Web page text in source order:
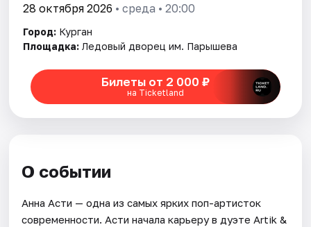
28 октября 2026 • среда • 20:00
Город: Курган
Площадка: Ледовый дворец им. Парышева
Билеты от 2 000 ₽
на Ticketland
О событии
Анна Асти — одна из самых ярких поп-артисток
современности. Асти начала карьеру в дуэте Artik &